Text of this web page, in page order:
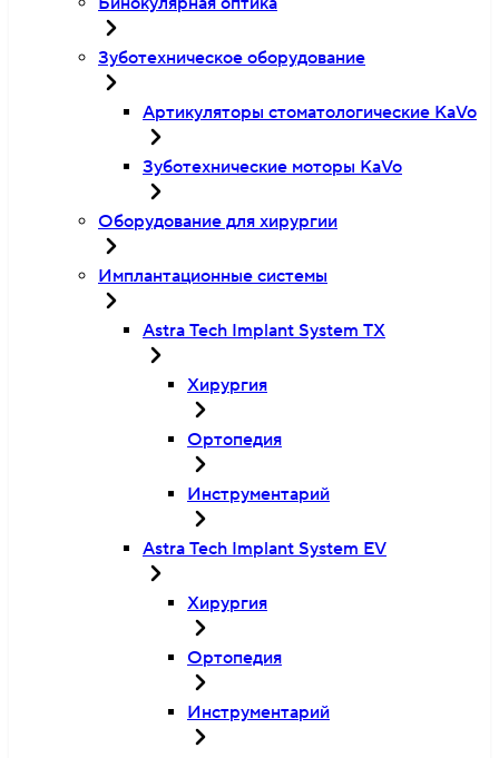
Зуботехническое оборудование
Артикуляторы стоматологические KaVo
Зуботехнические моторы KaVo
Оборудование для хирургии
Имплантационные системы
Astra Tech Implant System TX
Хирургия
Ортопедия
Инструментарий
Astra Tech Implant System EV
Хирургия
Ортопедия
Инструментарий